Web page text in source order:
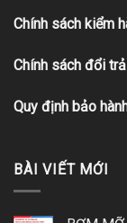
Chính sách kiểm
Chính sách đổi
Quy định bảo
BÀI VIẾT MỚI